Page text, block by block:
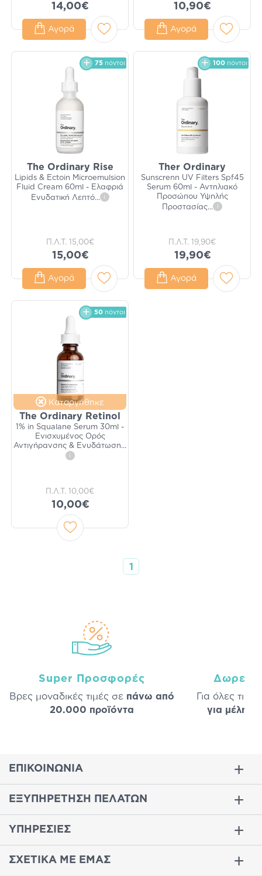
14,00€
Αγορά
10,90€
Αγορά
75 πόντοι
The Ordinary Rise
Lipids & Ectoin Microemulsion
Fluid Cream 60ml - Ελαφριά
Ενυδατική Λεπτό... i
Π.Λ.Τ. 15,00€
15,00€
Αγορά
100 πόντοι
Ther Ordinary
Sunscrenn UV Filters Spf45
Serum 60ml - Αντηλιακό
Προσώπου Υψηλής
Προστασίας... i
Π.Λ.Τ. 19,90€
19,90€
Αγορά
50 πόντοι
Καταργήθηκε
The Ordinary Retinol
1% in Squalane Serum 30ml -
Ενισχυμένος Ορός
Αντιγήρανσης & Ενυδάτωση...
i
Π.Λ.Τ. 10,00€
10,00€
1
Super Προσφορές
Βρες μοναδικές τιμές σε πάνω από
20.000 προϊόντα
Δωρεάν
Για όλες τις
για μέλη
ΕΠΙΚΟΙΝΩΝΙΑ
ΕΞΥΠΗΡΕΤΗΣΗ ΠΕΛΑΤΩΝ
ΥΠΗΡΕΣΙΕΣ
ΣΧΕΤΙΚΑ ΜΕ ΕΜΑΣ